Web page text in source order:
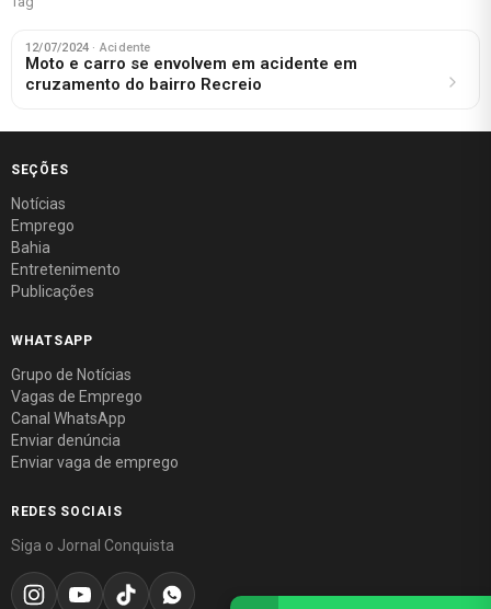
12/07/2024 · Acidente
Moto e carro se envolvem em acidente em
cruzamento do bairro Recreio
SEÇÕES
Notícias
Emprego
Bahia
Entretenimento
Publicações
WHATSAPP
Grupo de Notícias
Vagas de Emprego
Canal WhatsApp
Enviar denúncia
Enviar vaga de emprego
REDES SOCIAIS
Siga o Jornal Conquista